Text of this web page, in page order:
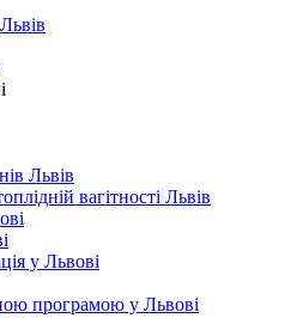
Львів
вагітності Львів
у Львові
програмою у Львові